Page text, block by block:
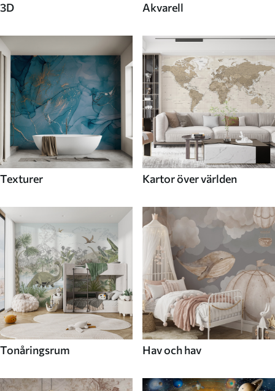
3D Akvarell
Texturer Kartor över världen
Tonåringsrum Hav och hav